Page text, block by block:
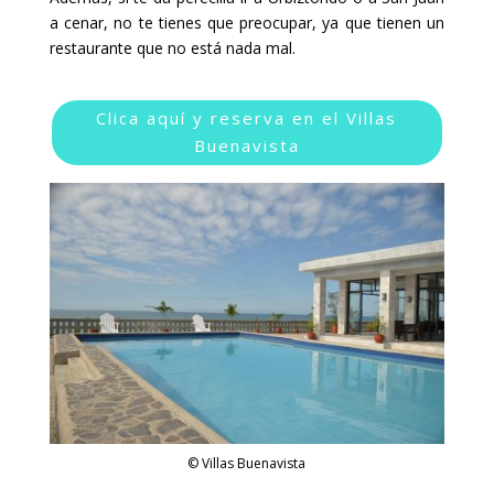
a cenar, no te tienes que preocupar, ya que tienen un
restaurante que no está nada mal.
Clica aquí y reserva en el Villas
Buenavista
© Villas Buenavista